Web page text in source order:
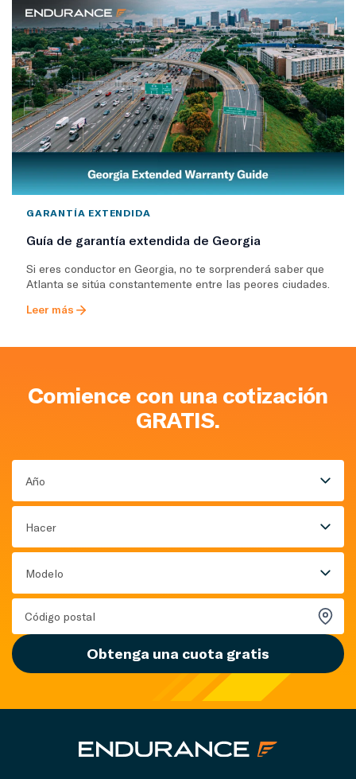
GARANTÍA EXTENDIDA
Guía de garantía extendida de Georgia
Si eres conductor en Georgia, no te sorprenderá saber que
Atlanta se sitúa constantemente entre las peores ciudades.
Leer más
Comience con una cotización
GRATIS.
Año
Hacer
Modelo
Obtenga una cuota gratis